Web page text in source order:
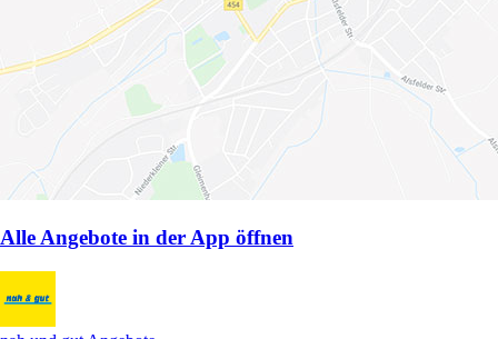
Alle Angebote in der App öffnen